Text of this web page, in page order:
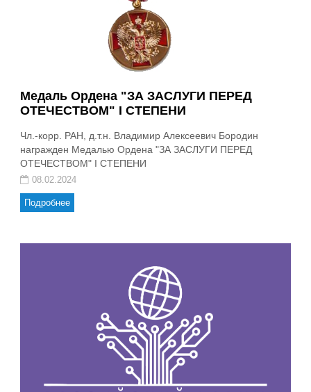
Медаль Ордена "ЗА ЗАСЛУГИ ПЕРЕД
ОТЕЧЕСТВОМ" I СТЕПЕНИ
Чл.-корр. РАН, д.т.н. Владимир Алексеевич Бородин
награжден Медалью Ордена "ЗА ЗАСЛУГИ ПЕРЕД
ОТЕЧЕСТВОМ" I СТЕПЕНИ
08.02.2024
Подробнее